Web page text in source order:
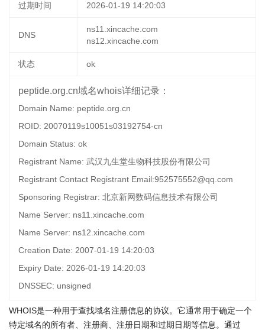
过期时间 2026-01-19 14:20:03
DNS
ns11.xincache.com
ns12.xincache.com
状态 ok
peptide.org.cn域名whois详细记录：
Domain Name: peptide.org.cn
ROID: 20070119s10051s03192754-cn
Domain Status: ok
Registrant Name: 武汉九生堂生物科技股份有限公司
Registrant Contact Registrant Email:952575552@qq.com
Sponsoring Registrar: 北京新网数码信息技术有限公司
Name Server: ns11.xincache.com
Name Server: ns12.xincache.com
Creation Date: 2007-01-19 14:20:03
Expiry Date: 2026-01-19 14:20:03
DNSSEC: unsigned
WHOIS是一种用于查找域名注册信息的协议。它通常用于确定一个
特定域名的所有者、注册商、注册日期和过期日期等信息。通过